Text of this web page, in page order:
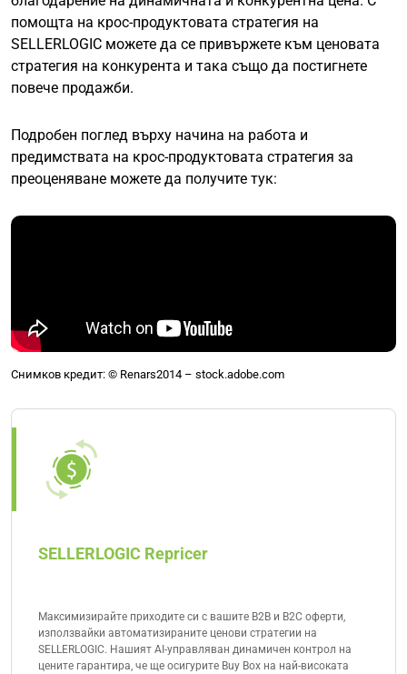
помощта на крос-продуктовата стратегия на
SELLERLOGIC можете да се привържете към ценовата
стратегия на конкурента и така също да постигнете
повече продажби.
Подробен поглед върху начина на работа и
предимствата на крос-продуктовата стратегия за
преоценяване можете да получите тук:
Снимков кредит: © Renars2014 – stock.adobe.com
SELLERLOGIC Repricer
Максимизирайте приходите си с вашите B2B и B2C оферти,
използвайки автоматизираните ценови стратегии на
SELLERLOGIC. Нашият AI-управляван динамичен контрол на
цените гарантира, че ще осигурите Buy Box на най-високата